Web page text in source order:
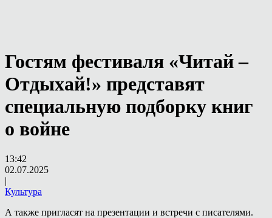
Гостям фестиваля «Читай –
Отдыхай!» представят
специальную подборку книг
о войне
13:42
02.07.2025
|
Культура
А также пригласят на презентации и встречи с писателями.